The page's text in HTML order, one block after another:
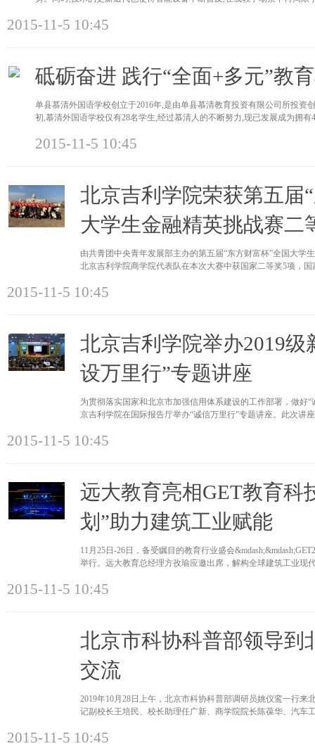
2015-11-5 10:45
砥砺奋进 践行“全面+多元”教
单县慕清外国语学校创立于2016年,是由单县慕清教育投资有限公司所投资
初,慕清外国语学校仅有28名学生,经过慕清人的不断努力,现已发展成为拥有
2015-11-5 10:45
北京吉利学院荣获第五届
大学生金融精英挑战赛二
由共青团中央青年发展部主办的第五届“东方财富杯”全国大学
北京吉利学院商学院代表队在本次大赛中获国家二等奖5项，
2015-11-5 10:45
北京吉利学院举办2019级
设万里行”专题讲座
为贯彻落实国家和北京市加强信用体系建设的工作部署，做好
京吉利学院在国际报告厅举办“诚信万里行”专题讲座。此次讲
2015-11-5 10:45
远大教育亮相GET教育科
划”助力建筑工业赋能
11月25日-26日，备受瞩目的教育行业盛会
举行。远大教育总经理方孜瑜应邀出席，解构全球建筑工业现
2015-11-5 10:45
北京市科协科普部领导到
交流
2019年10月28日上午，北京市科协科普部调研员姚仪鸾一行
记副校长王培民、校长助理任广新、商学院院长陈葆华、汽车
2015-11-5 10:45